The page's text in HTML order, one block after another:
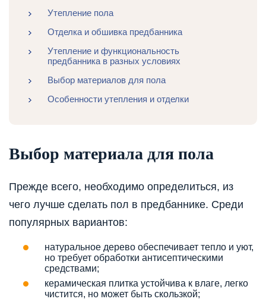
Утепление пола
Отделка и обшивка предбанника
Утепление и функциональность
предбанника в разных условиях
Выбор материалов для пола
Особенности утепления и отделки
Выбор материала для пола
Прежде всего, необходимо определиться, из
чего лучше сделать пол в предбаннике. Среди
популярных вариантов:
натуральное дерево обеспечивает тепло и уют,
но требует обработки антисептическими
средствами;
керамическая плитка устойчива к влаге, легко
чистится, но может быть скользкой;